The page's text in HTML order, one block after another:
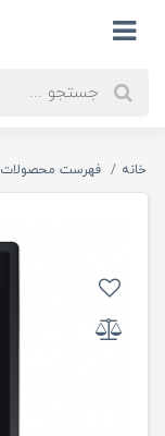
خانه فهرست محصولات